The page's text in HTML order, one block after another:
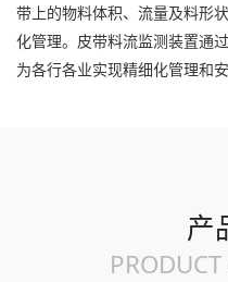
带上的物料体积、流量及料形
化管理。皮带料流监测装置通
为各行各业实现精细化管理和
产